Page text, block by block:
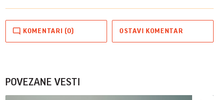
KOMENTARI (0) OSTAVI KOMENTAR
POVEZANE VESTI